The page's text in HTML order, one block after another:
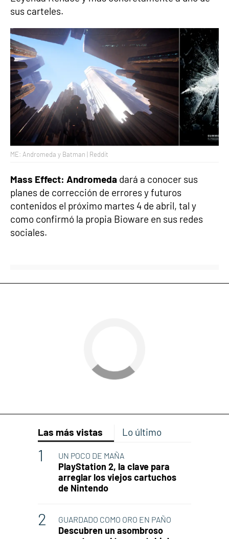
sus carteles.
ME: Andromeda y Batman | Reddit
Mass Effect: Andromeda dará a conocer sus
planes de corrección de errores y futuros
contenidos el próximo martes 4 de abril, tal y
como confirmó la propia Bioware en sus redes
sociales.
Las más vistas Lo último
UN POCO DE MAÑA
PlayStation 2, la clave para
arreglar los viejos cartuchos
de Nintendo
GUARDADO COMO ORO EN PAÑO
Descubren un asombroso